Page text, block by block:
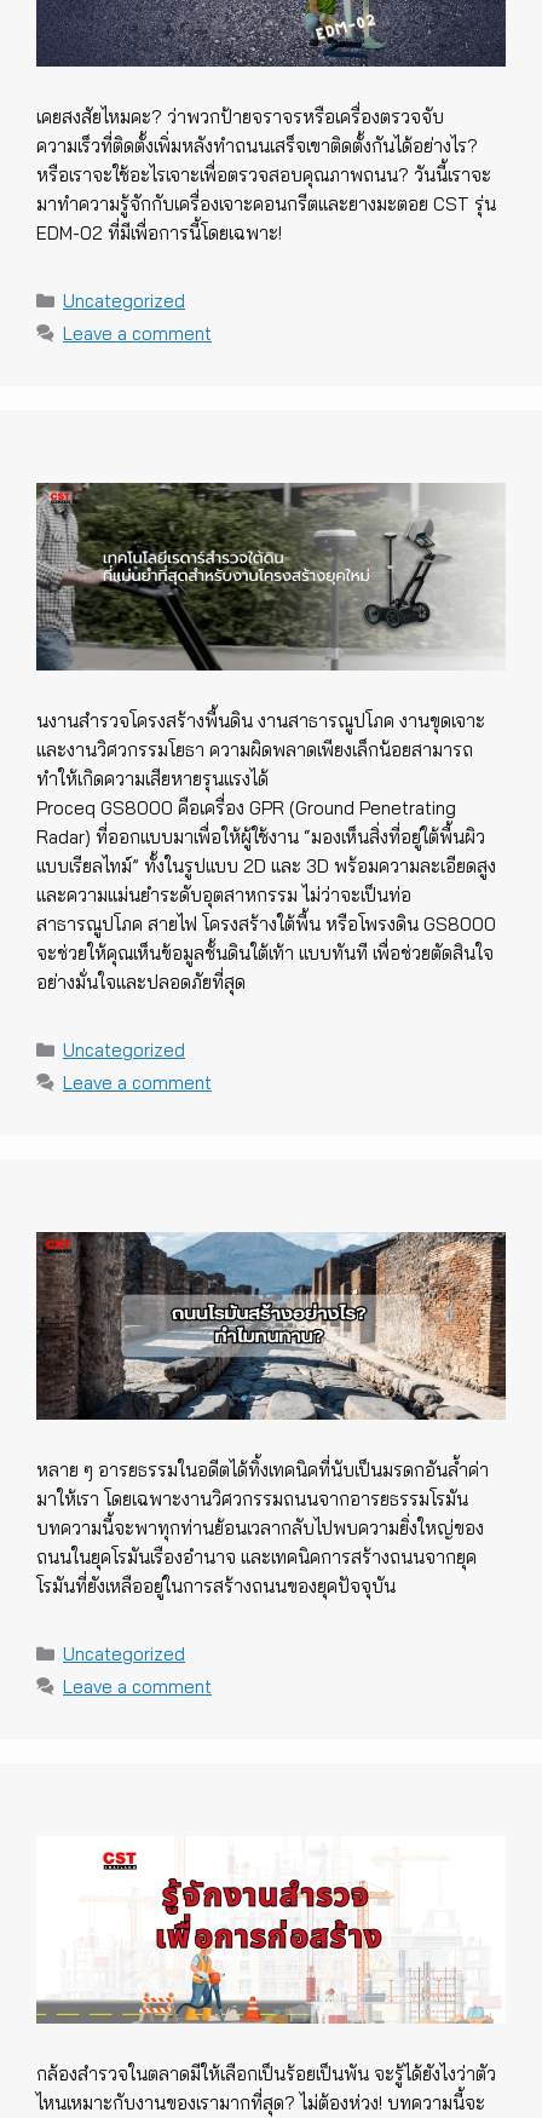
เคยสงสัยไหมคะ? ว่าพวกป้ายจราจรหรือเครื่องตรวจจับ
ความเร็วที่ติดตั้งเพิ่มหลังทำถนนเสร็จเขาติดตั้งกันได้อย่างไร?
หรือเราจะใช้อะไรเจาะเพื่อตรวจสอบคุณภาพถนน? วันนี้เราจะ
มาทำความรู้จักกับเครื่องเจาะคอนกรีตและยางมะตอย CST รุ่น
EDM-02 ที่มีเพื่อการนี้โดยเฉพาะ!
Categories
Uncategorized
Leave a comment
นงานสำรวจโครงสร้างพื้นดิน งานสาธารณูปโภค งานขุดเจาะ
และงานวิศวกรรมโยธา ความผิดพลาดเพียงเล็กน้อยสามารถ
ทำให้เกิดความเสียหายรุนแรงได้
Proceq GS8000 คือเครื่อง GPR (Ground Penetrating
Radar) ที่ออกแบบมาเพื่อให้ผู้ใช้งาน “มองเห็นสิ่งที่อยู่ใต้พื้นผิว
แบบเรียลไทม์” ทั้งในรูปแบบ 2D และ 3D พร้อมความละเอียดสูง
และความแม่นยำระดับอุตสาหกรรม ไม่ว่าจะเป็นท่อ
สาธารณูปโภค สายไฟ โครงสร้างใต้พื้น หรือโพรงดิน GS8000
จะช่วยให้คุณเห็นข้อมูลชั้นดินใต้เท้า แบบทันที เพื่อช่วยตัดสินใจ
อย่างมั่นใจและปลอดภัยที่สุด
Categories
Uncategorized
Leave a comment
หลาย ๆ อารยธรรมในอดีตได้ทิ้งเทคนิคที่นับเป็นมรดกอันล้ำค่า
มาให้เรา โดยเฉพาะงานวิศวกรรมถนนจากอารยธรรมโรมัน
บทความนี้จะพาทุกท่านย้อนเวลากลับไปพบความยิ่งใหญ่ของ
ถนนในยุคโรมันเรืองอำนาจ และเทคนิคการสร้างถนนจากยุค
โรมันที่ยังเหลืออยู่ในการสร้างถนนของยุคปัจจุบัน
Categories
Uncategorized
Leave a comment
กล้องสำรวจในตลาดมีให้เลือกเป็นร้อยเป็นพัน จะรู้ได้ยังไงว่าตัว
ไหนเหมาะกับงานของเรามากที่สุด? ไม่ต้องห่วง! บทความนี้จะ